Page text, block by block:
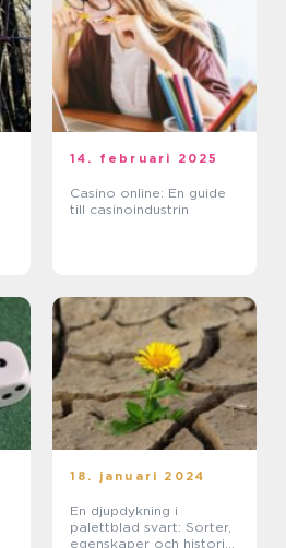
14. februari 2025
Casino online: En guide
till casinoindustrin
18. januari 2024
En djupdykning i
palettblad svart: Sorter,
egenskaper och historisk